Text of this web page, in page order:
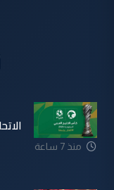
منذ 7 ساعة